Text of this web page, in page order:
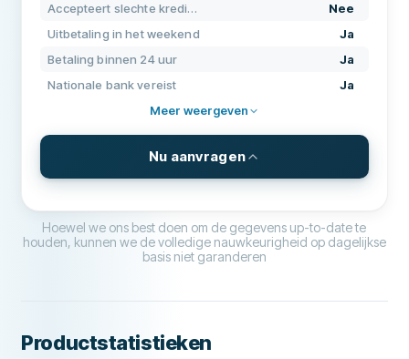
Aanbevolen bedrijf Nee
Nationaal telefoonnummer vereist
Burgerschap vereist Nee
Elektronische identificatie Ja
Medeondertekenaar mogelijk
Accepteert slechte kredietgeschiedenis Nee
Uitbetaling in het weekend
Leningsverlengingen Nee
Vervroegde aflossing
Accepteert slechte kredietgeschiedenis
Nee
Uitbetaling in het weekend
Ja
Betaling binnen 24 uur
Ja
Nationale bank vereist
Ja
Meer weergeven
Nu aanvragen
Leenbedrag 1.000 € - 50.000 €
1 year - 10 years
Minimumleeftijd
Hoewel we ons best doen om de gegevens up-to-date te
houden, kunnen we de volledige nauwkeurigheid op dagelijkse
basis niet garanderen
Productstatistieken